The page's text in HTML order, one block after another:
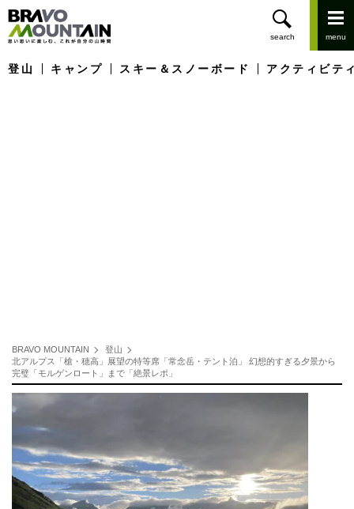
登山 キャンプ スキー＆スノーボード アクティビテ
BRAVO MOUNTAIN
登山
北アルプス「槍・穂高」展望の特等席「常念岳・テント泊」 幻想的すぎる夕景から
完璧「モルゲンロート」まで「絶景レポ」